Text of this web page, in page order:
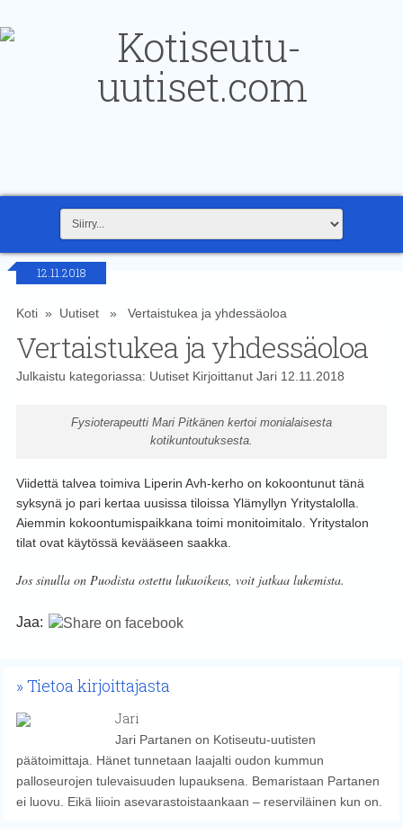
12.11.2018
Koti» Uutiset» Vertaistukea ja yhdessäoloa
Vertaistukea ja yhdessäoloa
Julkaistu kategoriassa: UutisetKirjoittanut Jari12.11.2018
Fysioterapeutti Mari Pitkänen kertoi monialaisesta
kotikuntoutuksesta.
Viidettä talvea toimiva Liperin Avh-kerho on kokoontunut tänä
syksynä jo pari kertaa uusissa tiloissa Ylämyllyn Yritystalolla.
Aiemmin kokoontumispaikkana toimi monitoimitalo. Yritystalon
tilat ovat käytössä kevääseen saakka.
Jos sinulla on Puodista ostettu lukuoikeus, voit jatkaa lukemista.
Jaa:
Tietoa kirjoittajasta
Jari
Jari Partanen on Kotiseutu-uutisten
päätoimittaja. Hänet tunnetaan laajalti oudon kummun
palloseurojen tulevaisuuden lupauksena. Bemaristaan Partanen
ei luovu. Eikä liioin asevarastoistaankaan – reserviläinen kun on.